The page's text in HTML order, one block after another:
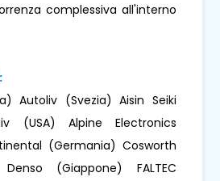
complessiva all'interno
Autoliv (Svezia) Aisin Seiki
(USA) Alpine Electronics
(Germania) Cosworth
(Giappone) FALTEC